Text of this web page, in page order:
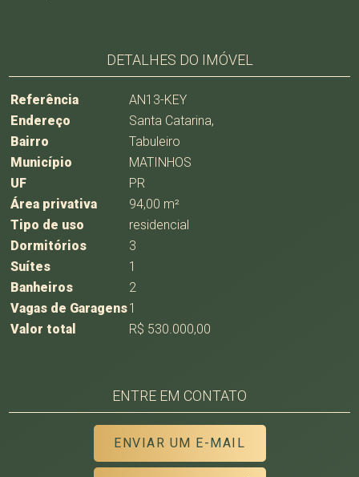
DETALHES DO IMÓVEL
Referência
AN13-KEY
Endereço
Santa Catarina,
Bairro
Tabuleiro
Município
MATINHOS
UF
PR
Área privativa
94,00 m²
Tipo de uso
residencial
Dormitórios
3
Suítes
1
Banheiros
2
Vagas de Garagens1
Valor total
R$ 530.000,00
ENTRE EM CONTATO
ENVIAR UM E-MAIL